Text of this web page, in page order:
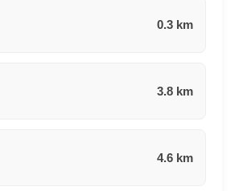
0.3 km
3.8 km
4.6 km